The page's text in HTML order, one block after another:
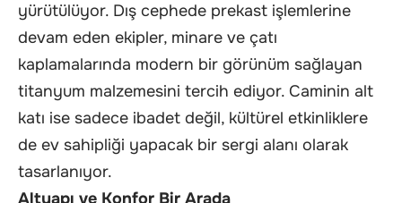
yürütülüyor. Dış cephede prekast işlemlerine
devam eden ekipler, minare ve çatı
kaplamalarında modern bir görünüm sağlayan
titanyum malzemesini tercih ediyor. Caminin alt
katı ise sadece ibadet değil, kültürel etkinliklere
de ev sahipliği yapacak bir sergi alanı olarak
tasarlanıyor.
Altyapı ve Konfor Bir Arada